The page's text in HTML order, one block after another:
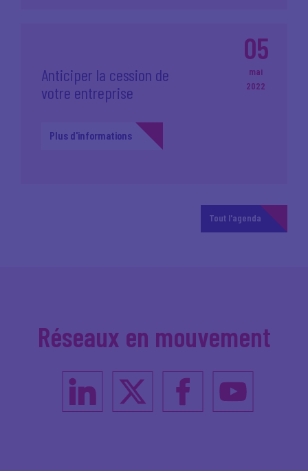
05
mai
2022
Anticiper la cession de
votre entreprise
Plus d'informations
Tout l'agenda
Réseaux en mouvement